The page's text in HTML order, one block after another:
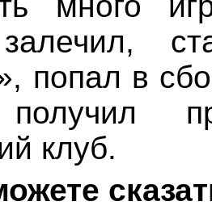
попал в
получил
клуб.